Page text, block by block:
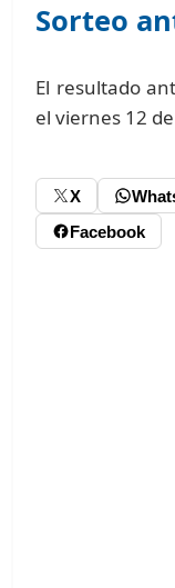
Sorteo
El resultado
el viernes 12
X
Facebook